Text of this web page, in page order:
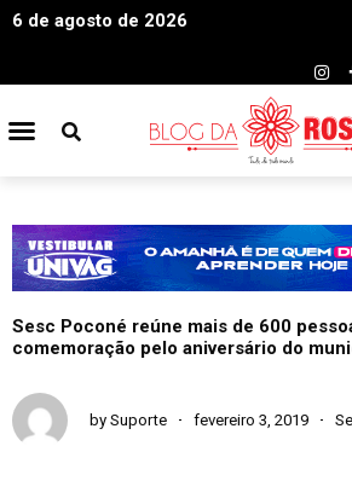
6 de agosto de 2026
Sesc Poconé reúne mais de 600
comemoração pelo aniversário do
by Suporte fevereiro 3, 2019